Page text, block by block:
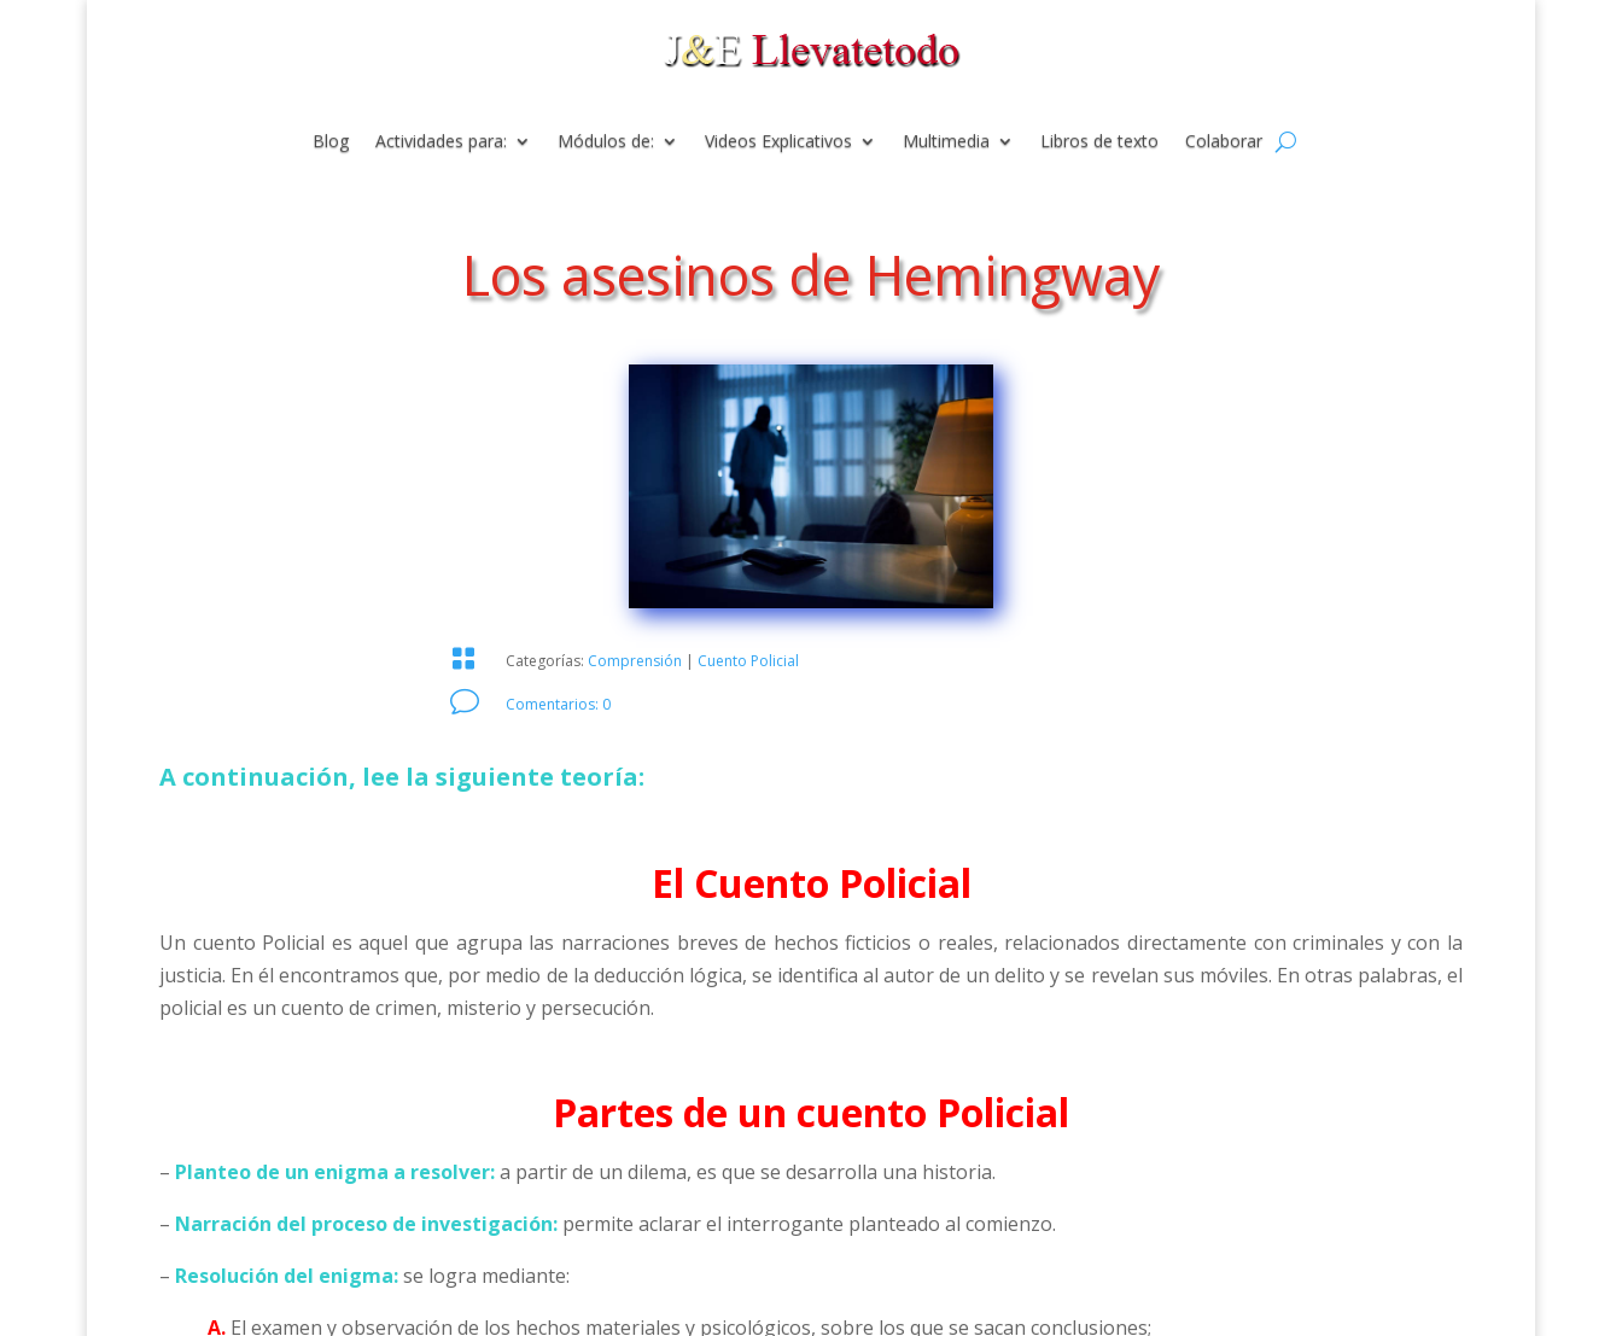
Blog Actividades para: Módulos de: Videos Explicativos Multimedia Libros de texto Colaborar
Los asesinos de Hemingway
 Categorías: Comprensión | Cuento Policial
v Comentarios: 0
A continuación, lee la siguiente teoría:
El Cuento Policial
Un cuento Policial es aquel que agrupa las narraciones breves de hechos ficticios o reales, relacionados directamente con criminales y con la
justicia. En él encontramos que, por medio de la deducción lógica, se identifica al autor de un delito y se revelan sus móviles. En otras palabras, el
policial es un cuento de crimen, misterio y persecución.
Partes de un cuento Policial
– Planteo de un enigma a resolver:a partir de un dilema, es que se desarrolla una historia.
– Narración del proceso de investigación: permite aclarar el interrogante planteado al comienzo.
– Resolución del enigma:se logra mediante:
A. El examen y observación de los hechos materiales y psicológicos, sobre los que se sacan conclusiones;